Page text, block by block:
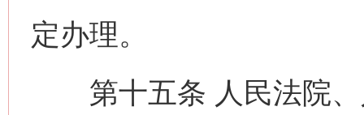
定办理。
第十五条 人民法院、